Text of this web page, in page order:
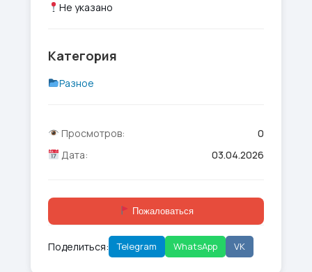
Не указано
Категория
Разное
Просмотров:
0
Дата:
03.04.2026
Пожаловаться
Поделиться: Telegram WhatsApp VK